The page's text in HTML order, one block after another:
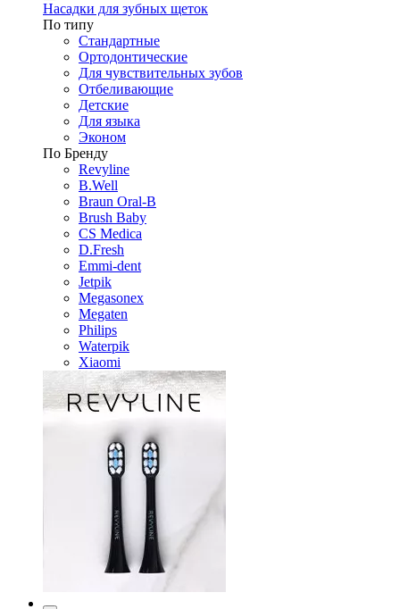
Насадки для зубных щеток
По типу
Стандартные
Ортодонтические
Для чувствительных зубов
Отбеливающие
Детские
Для языка
Эконом
По Бренду
Revyline
B.Well
Braun Oral-B
Brush Baby
CS Medica
D.Fresh
Emmi-dent
Jetpik
Megasonex
Megaten
Philips
Waterpik
Xiaomi